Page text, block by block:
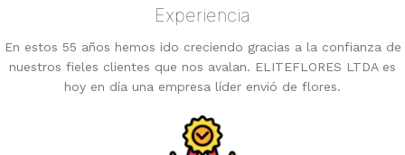
Experiencia
En estos 55 años hemos ido creciendo gracias a la confianza de
nuestros fieles clientes que nos avalan. ELITEFLORES LTDA es
hoy en día una empresa líder envió de flores.